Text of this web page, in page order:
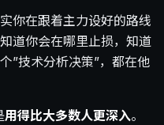
你在跟着主力设好的路线
道你会在哪里止损，知道
”技术分析决策”，都在他
用得比大多数人更深入。